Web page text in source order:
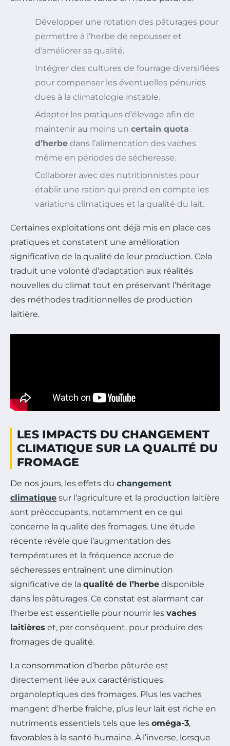
Développer une rotation des pâturages pour
permettre à l’herbe de repousser et
d’améliorer sa qualité.
Intégrer des cultures de fourrage diversifiées
pour compenser les éventuelles pénuries
dues à la climatologie instable.
Adapter les pratiques d’élevage afin de
maintenir au moins un certain quota
d’herbe dans l’alimentation des vaches
même en périodes de sécheresse.
Collaborer avec des nutritionnistes pour
établir une ration qui prend en compte les
variations climatiques et la qualité du lait.
Certaines exploitations ont déjà mis en place ces
pratiques et constatent une amélioration
significative de la qualité de leur production. Cela
traduit une volonté d’adaptation aux réalités
nouvelles du climat tout en préservant l’héritage
des méthodes traditionnelles de production
laitière.
LES IMPACTS DU CHANGEMENT
CLIMATIQUE SUR LA QUALITÉ DU
FROMAGE
De nos jours, les effets du changement
climatique sur l’agriculture et la production laitière
sont préoccupants, notamment en ce qui
concerne la qualité des fromages. Une étude
récente révèle que l’augmentation des
températures et la fréquence accrue de
sécheresses entraînent une diminution
significative de la qualité de l’herbe disponible
dans les pâturages. Ce constat est alarmant car
l’herbe est essentielle pour nourrir les vaches
laitières et, par conséquent, pour produire des
fromages de qualité.
La consommation d’herbe pâturée est
directement liée aux caractéristiques
organoleptiques des fromages. Plus les vaches
mangent d’herbe fraîche, plus leur lait est riche en
nutriments essentiels tels que les oméga-3,
favorables à la santé humaine. À l’inverse, lorsque